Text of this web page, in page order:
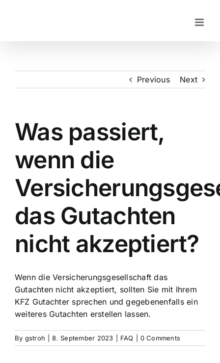
Previous Next
Was passiert,
wenn die
das Gutachten
nicht akzeptiert?
Wenn die Versicherungsgesellschaft das
Gutachten nicht akzeptiert, sollten Sie mit Ihrem
KFZ Gutachter sprechen und gegebenenfalls ein
weiteres Gutachten erstellen lassen.
By gstroh 8. September 2023 FAQ 0 Comments